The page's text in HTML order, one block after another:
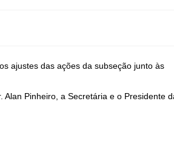
ajustes das ações da subseção junto às
Pinheiro, a Secretária e o Presidente